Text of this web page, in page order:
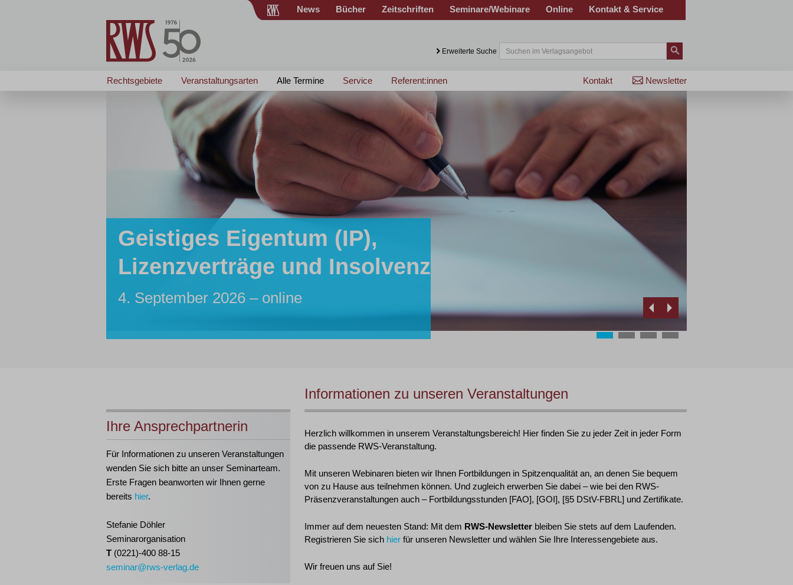
News Bücher Zeitschriften Seminare/Webinare Online Kontakt & Service
Erweiterte Suche
Rechtsgebiete Veranstaltungsarten Alle Termine Service Referent:innen Newsletter
Kontakt
Geistiges Eigentum (IP),
Lizenzverträge und Insolvenz
4. September 2026 – online
Zertifizierte/r
Sachbearbeiter:in
Insolvenztabelle
21. bis 23. September 2026 in Köln
Zertifizierte/r
Insolvenzassistent:in
7. bis 12. Oktober 2026 online
... passt wie angegossen!
Inhouse-Seminare von RWS:
Maßgeschneidert für Ihre Mitarbeiter:innen!
Ihre Ansprechpartnerin
Für Informationen zu unseren Veranstaltungen
wenden Sie sich bitte an unser Seminarteam.
Erste Fragen beanworten wir Ihnen gerne
bereits hier.
Stefanie Döhler
Seminarorganisation
T (0221)-400 88-15
seminar@rws-verlag.de
Informationen zu unseren Veranstaltungen
Herzlich willkommen in unserem Veranstaltungsbereich! Hier finden Sie zu jeder Zeit in jeder Form
die passende RWS-Veranstaltung.
Mit unseren Webinaren bieten wir Ihnen Fortbildungen in Spitzenqualität an, an denen Sie bequem
von zu Hause aus teilnehmen können. Und zugleich erwerben Sie dabei – wie bei den RWS-
Präsenzveranstaltungen auch – Fortbildungsstunden [FAO], [GOI], [§5 DStV-FBRL] und Zertifikate.
Immer auf dem neuesten Stand: Mit dem RWS-Newsletter bleiben Sie stets auf dem Laufenden.
Registrieren Sie sich hier für unseren Newsletter und wählen Sie Ihre Interessengebiete aus.
Wir freuen uns auf Sie!